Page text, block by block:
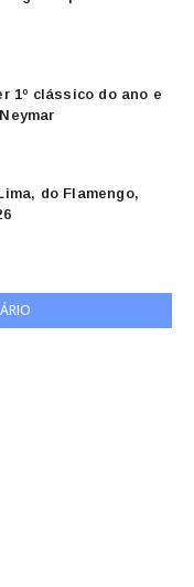
1º clássico do ano e
do Flamengo,